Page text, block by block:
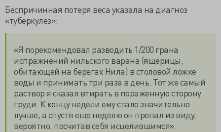
Беспричинная потеря веса указала на диагноз
«туберкулез»:
«Я порекомендовал разводить 1/200 грана
испражнений нильского варана (ящерицы,
обитающей на берегах Нила) в столовой ложке
воды и принимать три раза в день. Тот же самый
раствор я сказал втирать в пораженную сторону
груди. К концу недели ему стало значительно
лучше, а спустя еще неделю он пропал из виду,
вероятно, посчитав себя исцелившимся».